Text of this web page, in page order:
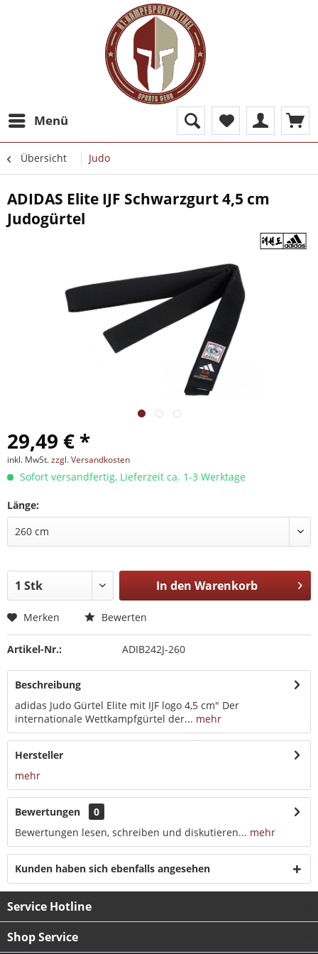
Menü
Übersicht Judo
ADIDAS Elite IJF Schwarzgurt 4,5 cm
Judogürtel
29,49 € *
inkl. MwSt.zzgl. Versandkosten
Sofort versandfertig, Lieferzeit ca. 1-3 Werktage
Länge:
In den Warenkorb
Merken Bewerten
Artikel-Nr.: ADIB242J-260
Beschreibung
adidas Judo Gürtel Elite mit IJF logo 4,5 cm" Der
internationale Wettkampfgürtel der... mehr
Hersteller
mehr
Bewertungen
0
Bewertungen lesen, schreiben und diskutieren... mehr
Kunden haben sich ebenfalls angesehen
Service Hotline
Shop Service